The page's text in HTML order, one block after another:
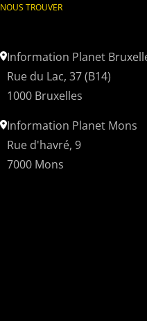
NOUS TROUVER
Information Planet
Rue du Lac, 37 (B14)
1000 Bruxelles
Information Planet Mons
Rue d'havré, 9
7000 Mons